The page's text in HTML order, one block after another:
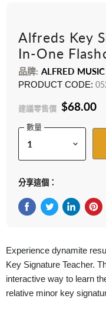
Alfreds Key
In-One
品牌: ALFRED MUSIC
PRODUCT CODE:
建議零售價 $68.00
數量
分享這個：
Experience dynamite
Key Signature Teacher.
interactive way to learn
relative minor key